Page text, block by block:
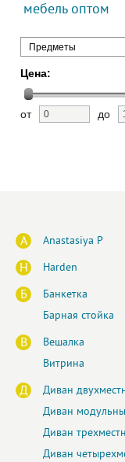
мебель оптом
Предметы
Цена:
от до
A Anastasiya P
H Harden
Б
Банкетка
Барная стойка
В
Вешалка
Витрина
Д
Диван
Диван
Диван
Диван